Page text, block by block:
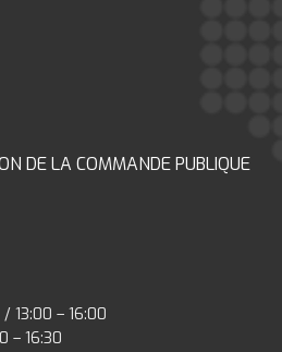
DE LA COMMANDE PUBLIQUE
13:00 – 16:00
– 16:30